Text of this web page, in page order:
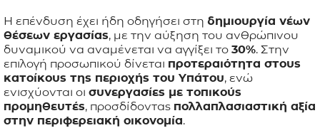
Η επένδυση έχει ήδη οδηγήσει στη δημιουργία νέων
θέσεων εργασίας, με την αύξηση του ανθρώπινου
δυναμικού να αναμένεται να αγγίξει το 30%. Στην
επιλογή προσωπικού δίνεται προτεραιότητα στους
κατοίκους της περιοχής του Υπάτου, ενώ
ενισχύονται οι συνεργασίες με τοπικούς
προμηθευτές, προσδίδοντας πολλαπλασιαστική αξία
στην περιφερειακή οικονομία.